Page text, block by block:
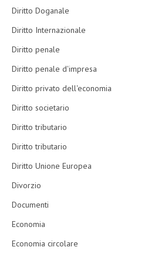
Diritto Doganale
Diritto Internazionale
Diritto penale
Diritto penale d'impresa
Diritto privato dell'economia
Diritto societario
Diritto tributario
Diritto tributario
Diritto Unione Europea
Divorzio
Documenti
Economia
Economia circolare